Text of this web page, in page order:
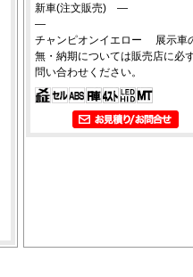
新車(注文販売) ―
―
チャンピオンイエロー 展示車
無・納期については販売店に必
問い合わせください。